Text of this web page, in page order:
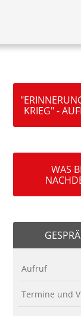
KRIEG" -
WAS
Aufruf
Termine und